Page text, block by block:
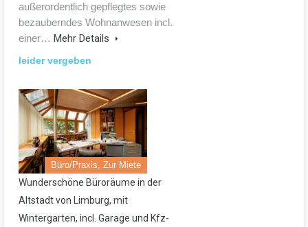
außerordentlich gepflegtes sowie
bezauberndes Wohnanwesen incl.
einer… Mehr Details
leider vergeben
Büro/Praxis, Zur Miete
Wunderschöne Büroräume in der
Altstadt von Limburg, mit
Wintergarten, incl. Garage und Kfz-